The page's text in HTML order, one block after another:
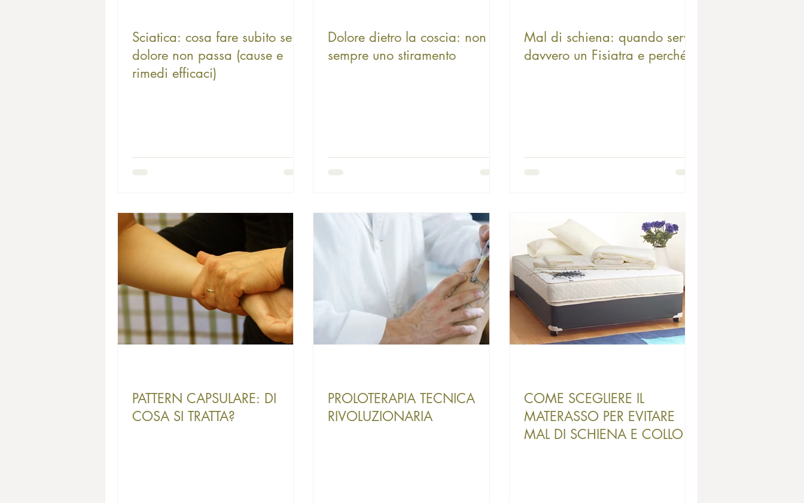
Sciatica: cosa fare subito se il
dolore non passa (cause e
rimedi efficaci)
Dolore dietro la coscia: non è
sempre uno stiramento
Mal di schiena: quando serve
davvero un Fisiatra e perché
PATTERN CAPSULARE: DI
COSA SI TRATTA?
PROLOTERAPIA TECNICA
RIVOLUZIONARIA
COME SCEGLIERE IL
MATERASSO PER EVITARE
MAL DI SCHIENA E COLLO